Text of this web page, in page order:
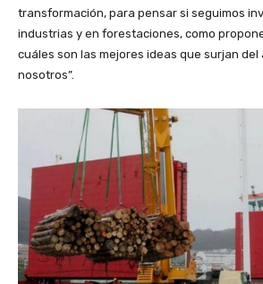
transformación, para pensar si seguimos
industrias y en forestaciones, como
cuáles son las mejores ideas que surjan
nosotros”.